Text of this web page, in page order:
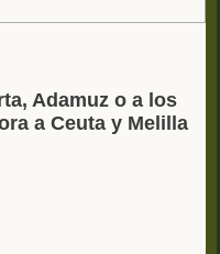
Adamuz o a los
a Ceuta y Melilla